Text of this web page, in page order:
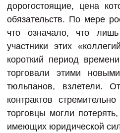
дорогостоящие, цена
обязательств. По мере
что означало, что
участники этих
короткий период
торговали этими
тюльпанов, взлетели.
контрактов
торговцы могли
имеющих юридической